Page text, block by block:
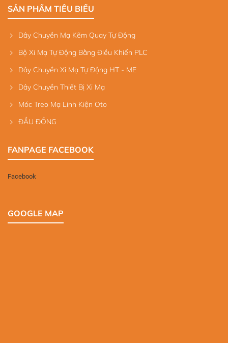
SẢN PHẨM TIÊU BIỂU
Dây Chuyền Mạ Kẽm Quay Tự Động
Bộ Xi Mạ Tự Động Bằng Điều Khiển PLC
Dây Chuyền Xi Mạ Tự Động HT - ME
Dây Chuyền Thiết Bị Xi Mạ
Móc Treo Mạ Linh Kiện Oto
ĐẦU ĐỒNG
FANPAGE FACEBOOK
Facebook
GOOGLE MAP